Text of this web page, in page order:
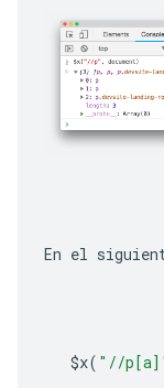
En el
$x( "//